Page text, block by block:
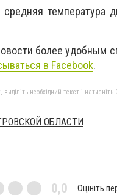
средняя температура
более удобным
в Facebook.
необхідний текст і
ОБЛАСТИ
0,0 Оцініть